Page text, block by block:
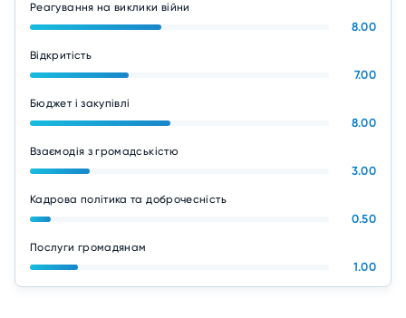
Реагування на виклики війни
8.00
Відкритість
7.00
Бюджет і закупівлі
8.00
Взаємодія з громадськістю
3.00
Кадрова політика та доброчесність
0.50
Послуги громадянам
1.00